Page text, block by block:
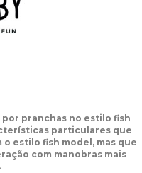
por pranchas no estilo fish
particulares que
estilo fish model, mas que
com manobras mais